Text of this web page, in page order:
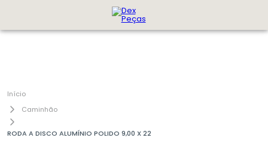
Caminhão
RODA A DISCO ALUMÍNIO POLIDO 9,00 X 22